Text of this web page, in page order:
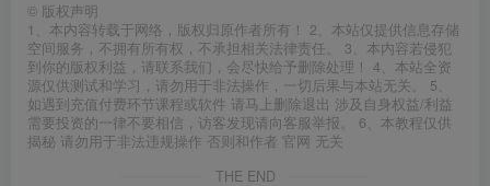
© 版权声明
1、本内容转载于网络，版权归原作者所有！ 2、本站仅提供信息存储
空间服务，不拥有所有权，不承担相关法律责任。 3、本内容若侵犯
到你的版权利益，请联系我们，会尽快给予删除处理！ 4、本站全资
源仅供测试和学习，请勿用于非法操作，一切后果与本站无关。 5、
如遇到充值付费环节课程或软件 请马上删除退出 涉及自身权益/利益
需要投资的一律不要相信，访客发现请向客服举报。 6、本教程仅供
揭秘 请勿用于非法违规操作 否则和作者 官网 无关
THE END